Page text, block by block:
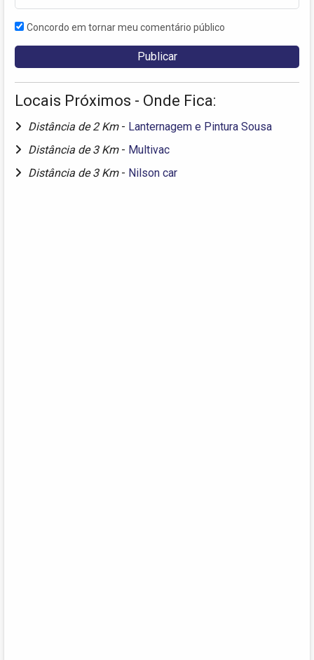
Concordo em tornar meu comentário público
Locais Próximos - Onde Fica:
Distância de 2 Km - Lanternagem e Pintura Sousa
Distância de 3 Km - Multivac
Distância de 3 Km - Nilson car